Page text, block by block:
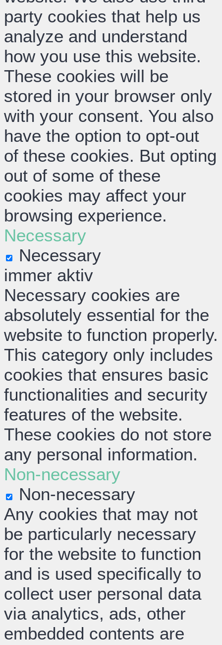
party cookies that help us
analyze and understand
how you use this website.
These cookies will be
stored in your browser only
with your consent. You also
have the option to opt-out
of these cookies. But opting
out of some of these
cookies may affect your
browsing experience.
Necessary
Necessary
immer aktiv
Necessary cookies are
absolutely essential for the
website to function properly.
This category only includes
cookies that ensures basic
functionalities and security
features of the website.
These cookies do not store
any personal information.
Non-necessary
Non-necessary
Any cookies that may not
be particularly necessary
for the website to function
and is used specifically to
collect user personal data
via analytics, ads, other
embedded contents are